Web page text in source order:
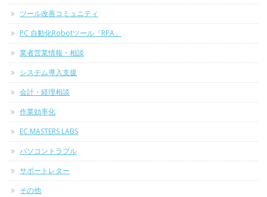
ツール改善コミュニティ
PC 自動化Robotツール「RPA」
業者営業情報・相談
システム導入支援
会計・経理相談
作業効率化
EC MASTERS LABS
パソコントラブル
サポートレター
その他